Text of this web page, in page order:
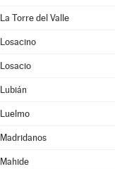
La Torre del Valle
Losacino
Losacio
Lubián
Luelmo
Madridanos
Mahide